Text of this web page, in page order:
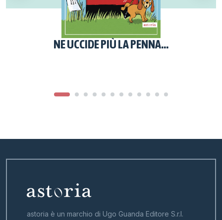
NE UCCIDE PIÙ LA PENNA...
astoria è un marchio di Ugo Guanda Editore S.r.l.